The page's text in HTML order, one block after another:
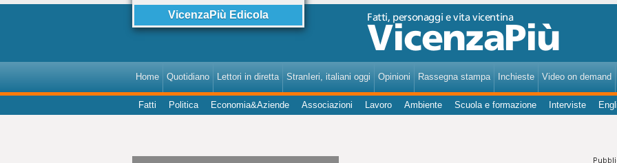
VicenzaPiù Edicola
Home Quotidiano Lettori in diretta StranIeri, italiani oggi Opinioni Rassegna stampa Inchieste Video on demand
Fatti Politica Economia&Aziende Associazioni Lavoro Ambiente Scuola e formazione Interviste